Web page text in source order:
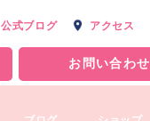
公式ブログ アクセス
お問い合わせ